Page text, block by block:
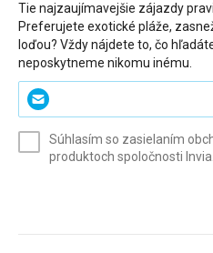
Tie najzaujímavejšie zájazdy
Preferujete exotické pláže,
loďou? Vždy nájdete to, čo
neposkytneme nikomu inému.
Zadajte
svoj
(povinné)
Súhlasím so zasielaním
produktoch spoločnosti